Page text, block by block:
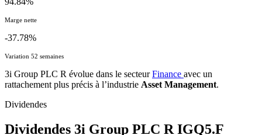
Marge nette
-37.78%
Variation 52 semaines
3i Group PLC R évolue dans le secteurFinance avec un
rattachement plus précis à l’industrie Asset Management.
Dividendes
Dividendes 3i Group PLC R IGQ5.F